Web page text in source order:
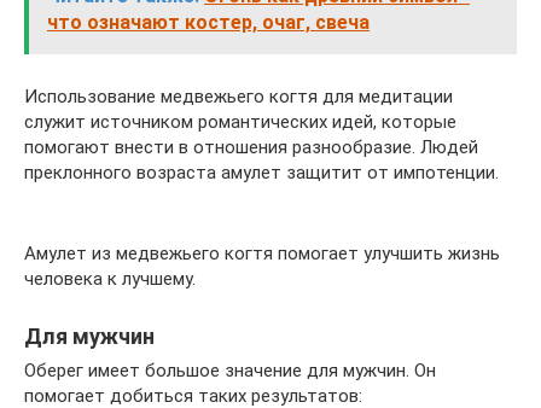
что означают костер, очаг, свеча
Использование медвежьего когтя для медитации
служит источником романтических идей, которые
помогают внести в отношения разнообразие. Людей
преклонного возраста амулет защитит от импотенции.
Амулет из медвежьего когтя помогает улучшить жизнь
человека к лучшему.
Для мужчин
Оберег имеет большое значение для мужчин. Он
помогает добиться таких результатов: